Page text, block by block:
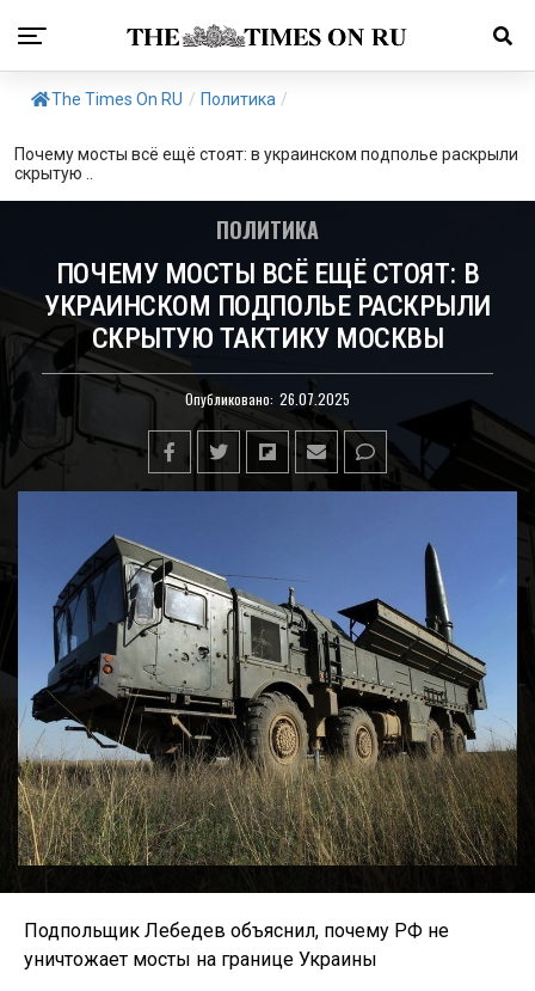
The Times On RU / Политика /
Почему мосты всё ещё стоят: в украинском подполье раскрыли
скрытую ..
ПОЛИТИКА
ПОЧЕМУ МОСТЫ ВСЁ ЕЩЁ СТОЯТ: В
УКРАИНСКОМ ПОДПОЛЬЕ РАСКРЫЛИ
СКРЫТУЮ ТАКТИКУ МОСКВЫ
Опубликовано: 26.07.2025
Подпольщик Лебедев объяснил, почему РФ не
уничтожает мосты на границе Украины